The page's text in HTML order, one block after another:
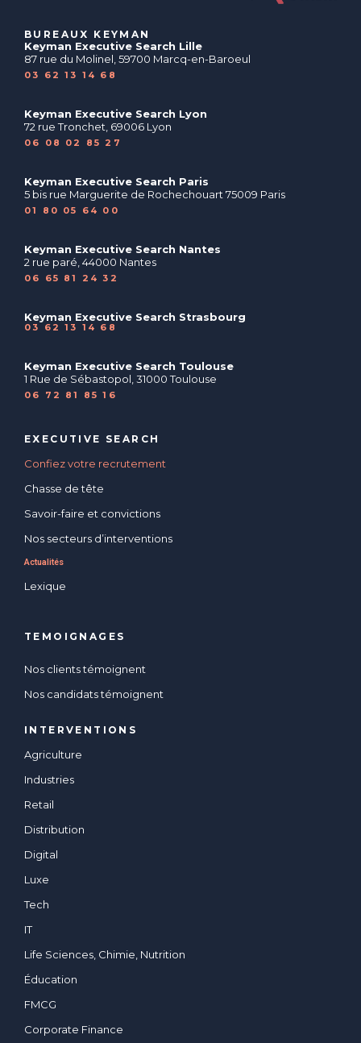
BUREAUX KEYMAN
Keyman Executive Search Lille
87 rue du Molinel, 59700 Marcq-en-Baroeul
03 62 13 14 68
Keyman Executive Search Lyon
72 rue Tronchet, 69006 Lyon
06 08 02 85 27
Keyman Executive Search Paris
5 bis rue Marguerite de Rochechouart 75009 Paris
01 80 05 64 00
Keyman Executive Search Nantes
2 rue paré, 44000 Nantes
06 65 81 24 32
Keyman Executive Search Strasbourg
03 62 13 14 68
Keyman Executive Search Toulouse
1 Rue de Sébastopol, 31000 Toulouse
06 72 81 85 16
EXECUTIVE SEARCH
Confiez votre recrutement
Chasse de tête
Savoir-faire et convictions
Nos secteurs d’interventions
Actualités
Lexique
TEMOIGNAGES
Nos clients témoignent
Nos candidats témoignent
INTERVENTIONS
Agriculture
Industries
Retail
Distribution
Digital
Luxe
Tech
IT
Life Sciences, Chimie, Nutrition
Éducation
FMCG
Corporate Finance